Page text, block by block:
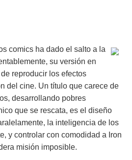
comics ha dado el salto a la
su versión en
reproducir los efectos
del cine. Un título que carece de
desarrollando pobres
que se rescata, es el diseño
la inteligencia de los
y controlar con comodidad a Iron
misión imposible.